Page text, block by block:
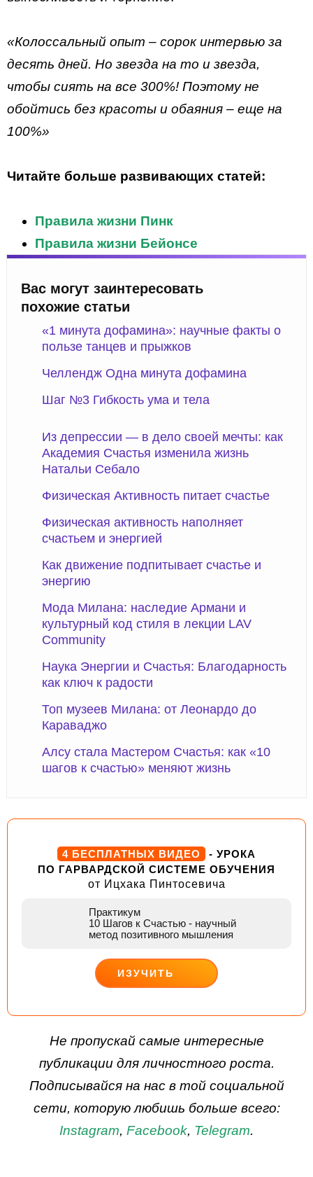
«Колоссальный опыт – сорок интервью за
десять дней. Но звезда на то и звезда,
чтобы сиять на все 300%! Поэтому не
обойтись без красоты и обаяния – еще на
100%»
Читайте больше развивающих статей:
Правила жизни Пинк
Правила жизни Бейонсе
Вас могут заинтересовать
похожие статьи
«1 минута дофамина»: научные факты о
пользе танцев и прыжков
Челлендж Одна минута дофамина
Шаг №3 Гибкость ума и тела
Из депрессии — в дело своей мечты: как
Академия Счастья изменила жизнь
Натальи Себало
Физическая Активность питает счастье
Физическая активность наполняет
счастьем и энергией
Как движение подпитывает счастье и
энергию
Мода Милана: наследие Армани и
культурный код стиля в лекции LAV
Community
Наука Энергии и Счастья: Благодарность
как ключ к радости
Топ музеев Милана: от Леонардо до
Караваджо
Алсу стала Мастером Счастья: как «10
шагов к счастью» меняют жизнь
4 БЕСПЛАТНЫХ ВИДЕО
- УРОКА
ПО ГАРВАРДСКОЙ СИСТЕМЕ ОБУЧЕНИЯ
от Ицхака Пинтосевича
Практикум
10 Шагов к Счастью - научный
метод позитивного мышления
ИЗУЧИТЬ
Не пропускай самые интересные
публикации для личностного роста.
Подписывайся на нас в той социальной
сети, которую любишь больше всего:
Instagram, Facebook, Telegram.